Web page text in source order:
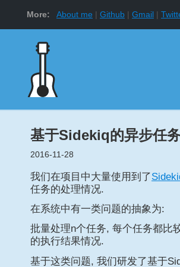
More: About me Github Gmail
基于Sidekiq的异步任
2016-11-28
我们在项目中大量使用到了
任务的处理情况.
在系统中有一类问题的抽象为:
批量处理n个任务, 每个任务都比
的执行结果情况.
基于这类问题, 我们研发了基于